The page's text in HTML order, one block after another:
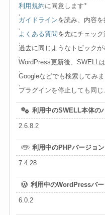
利用規約に同意します*
,
ガイドラインを読み、内容
,
よくある質問 を先にチェッ
,
過去に同じようなトピック
,
WordPress更新後、SWELL
,
Googleなどでも検索してみ
,
プラグインを停止しても同
利用中のSWELL本体の
2.6.8.2
利用中のPHPバージョン
7.4.28
利用中のWordPressバ
6.0.2